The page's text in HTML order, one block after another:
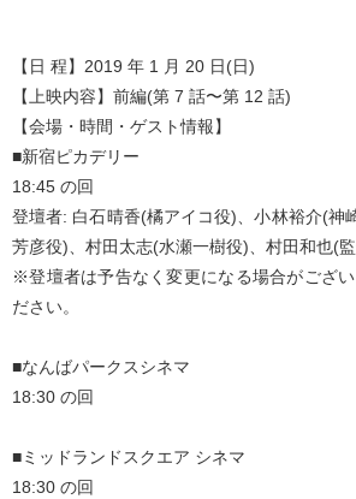
【日 程】2019 年 1 月 20 日(日)
【上映内容】前編(第 7 話〜第 12 話)
【会場・時間・ゲスト情報】
■新宿ピカデリー
18:45 の回
登壇者: 白石晴香(橘アイコ役)、小林裕介(神
芳彦役)、村田太志(水瀬一樹役)、村田和也(
※登壇者は予告なく変更になる場合がござ
ださい。
■なんばパークスシネマ
18:30 の回
■ミッドランドスクエア シネマ
18:30 の回